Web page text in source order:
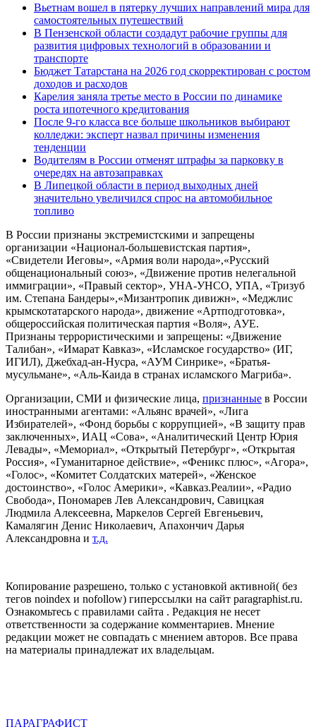
Вьетнам вошел в пятерку лучших направлений мира для
самостоятельных путешествий
В Пензенской области создадут рабочие группы для
развития цифровых технологий в образовании и
транспорте
Бюджет Татарстана на 2026 год скорректирован с ростом
доходов и расходов
Карелия заняла третье место в России по динамике
роста ипотечного кредитования
После 9-го класса все больше школьников выбирают
колледжи: эксперт назвал причины изменения
тенденции
Водителям в России отменят штрафы за парковку в
очередях на автозаправках
В Липецкой области в период выходных дней
значительно увеличился спрос на автомобильное
топливо
В России признаны экстремистскими и запрещены
организации «Национал-большевистская партия»,
«Свидетели Иеговы», «Армия воли народа»,«Русский
общенациональный союз», «Движение против нелегальной
иммиграции», «Правый сектор», УНА-УНСО, УПА, «Тризуб
им. Степана Бандеры»,«Мизантропик дивижн», «Меджлис
крымскотатарского народа», движение «Артподготовка»,
общероссийская политическая партия «Воля», АУЕ.
Признаны террористическими и запрещены: «Движение
Талибан», «Имарат Кавказ», «Исламское государство» (ИГ,
ИГИЛ), Джебхад-ан-Нусра, «АУМ Синрике», «Братья-
мусульмане», «Аль-Каида в странах исламского Магриба».
Организации, СМИ и физические лица, признанные в России
иностранными агентами: «Альянс врачей», «Лига
Избирателей», «Фонд борьбы с коррупцией», «В защиту прав
заключенных», ИАЦ «Сова», «Аналитический Центр Юрия
Левады», «Мемориал», «Открытый Петербург», «Открытая
Россия», «Гуманитарное действие», «Феникс плюс», «Агора»,
«Голос», «Комитет Солдатских матерей», «Женское
достоинство», «Голос Америки», «Кавказ.Реалии», «Радио
Свобода», Пономарев Лев Александрович, Савицкая
Людмила Алексеевна, Маркелов Сергей Евгеньевич,
Камалягин Денис Николаевич, Апахончич Дарья
Александровна и т.д.
Копирование разрешено, только с установкой активной( без
тегов noindex и nofollow) гиперссылки на сайт paragraphist.ru.
Ознакомьтесь с правилами сайта . Редакция не несет
ответственности за содержание комментариев. Мнение
редакции может не совпадать с мнением авторов. Все права
на материалы принадлежат их владельцам.
ПАРАГРАФИСТ